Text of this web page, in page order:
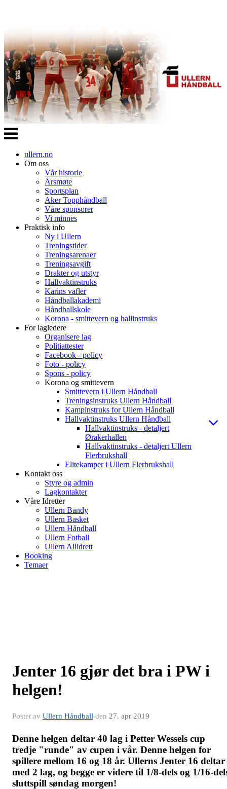
Veksle
navigasjon
ullern.no
Om oss
Vår historie
Årsmøte
Sportsplan
Aker Topphåndball
Våre sponsorer
Vi minnes
Praktisk info
Ny i Ullern
Treningstider
Treningsarenaer
Treningsavgift
Drakter og utstyr
Hallvaktinstruks
Karins vafler
Håndballakademi
Håndballskole
Korona - smittevern og hallinstruks
For lagledere
Organisere lag
Politiattester
Facebook - policy
Foto - policy
Spons - policy
Korona og smittevern
Smittevern i Ullern Håndball
Treningsinstruks Ullern Håndball
Kampinstruks for Ullern Håndball
Hallvaktinstruks Ullern Håndball
Hallvaktinstruks - detaljert
Ørakerhallen
Hallvaktinstruks - detaljert Ullern
Flerbrukshall
Elitekamper i Ullern Flerbrukshall
Kontakt oss
Styre og admin
Lagkontakter
Våre Idretter
Ullern Bandy
Ullern Basket
Ullern Håndball
Ullern Fotball
Ullern Allidrett
Booking
Temaer
Jenter 16 gjør det bra i PW i
helgen!
Postet av Ullern Håndball den 27. apr 2019
Denne helgen deltar 40 lag i Petter Wessels cup
tredje "runde" av cupen i vår. Denne helgen for
spillere mellom 16 og 18 år. Ullerns Jenter 16 deltar
med 2 lag, og begge er videre til 1/8-dels og 1/16-
sluttspill søndag morgen!